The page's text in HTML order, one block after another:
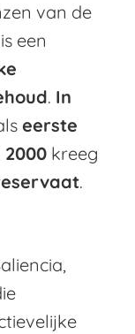
van de
een
. In
eerste
2000 kreeg
.